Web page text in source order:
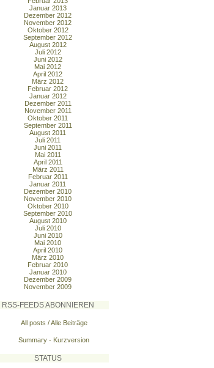
Januar 2013
Dezember 2012
November 2012
Oktober 2012
September 2012
August 2012
Juli 2012
Juni 2012
Mai 2012
April 2012
März 2012
Februar 2012
Januar 2012
Dezember 2011
November 2011
Oktober 2011
September 2011
August 2011
Juli 2011
Juni 2011
Mai 2011
April 2011
März 2011
Februar 2011
Januar 2011
Dezember 2010
November 2010
Oktober 2010
September 2010
August 2010
Juli 2010
Juni 2010
Mai 2010
April 2010
März 2010
Februar 2010
Januar 2010
Dezember 2009
November 2009
RSS-FEEDS ABONNIEREN
All posts / Alle Beiträge
Summary - Kurzversion
STATUS